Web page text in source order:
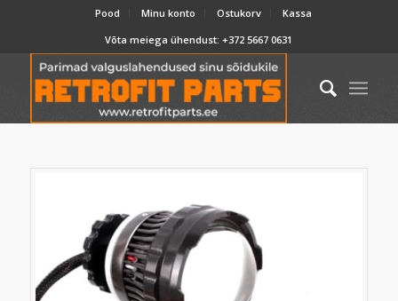
Pood Minu konto Ostukorv
Kassa
Võta meiega ühendust:+372 5667 0631